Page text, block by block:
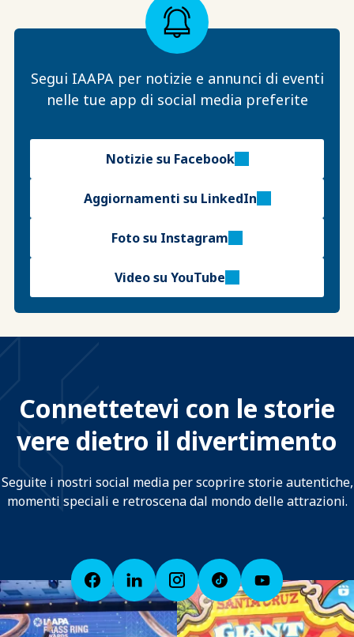
Segui IAAPA per notizie e annunci di eventi
nelle tue app di social media preferite
Notizie su Facebook
Aggiornamenti su LinkedIn
Foto su Instagram
Video su YouTube
Connettetevi con le storie
vere dietro il divertimento
Seguite i nostri social media per scoprire storie autentiche,
momenti speciali e retroscena dal mondo delle attrazioni.